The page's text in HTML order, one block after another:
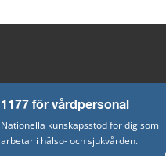
1177 för vårdpersonal
Nationella kunskapsstöd för dig som
arbetar i hälso- och sjukvården.